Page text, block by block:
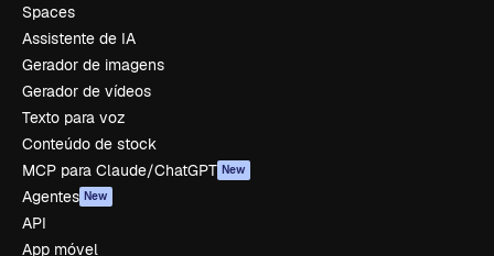
Spaces
Assistente de IA
Gerador de imagens
Gerador de vídeos
Texto para voz
Conteúdo de stock
MCP para Claude/ChatGPT New
Agentes New
API
App móvel